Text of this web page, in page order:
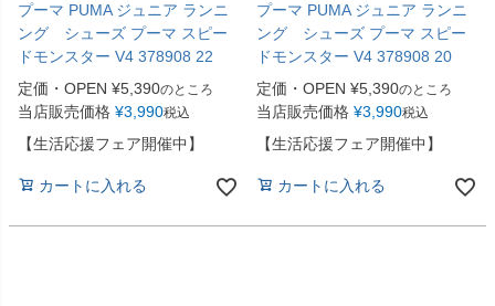
プーマ PUMA ジュニア ランニ
ング シューズ プーマ スピー
ドモンスター V4 378908 22
定価・OPEN ¥5,390のところ
当店販売価格 ¥3,990税込
【生活応援フェア開催中】
カートに入れる
プーマ PUMA ジュニア ランニ
ング シューズ プーマ スピー
ドモンスター V4 378908 20
定価・OPEN ¥5,390のところ
当店販売価格 ¥3,990税込
【生活応援フェア開催中】
カートに入れる